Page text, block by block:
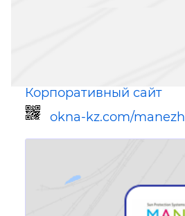
Корпоративный сайт
okna-kz.com/manezh